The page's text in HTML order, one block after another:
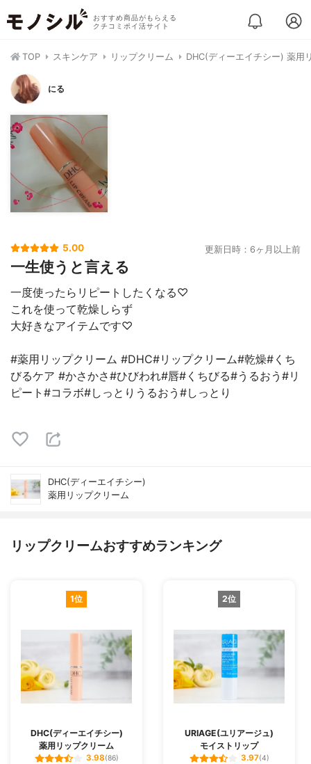
おすすめ商品がもらえる
クチコミポイ活サイト
TOP スキンケア リップクリーム DHC(ディーエイチシー) 薬用
にる
5.00 更新日時：6ヶ月以上前
一生使うと言える
一度使ったらリピートしたくなる♡
これを使って乾燥しらず
大好きなアイテムです♡
#薬用リップクリーム #DHC#リップクリーム#乾燥#くち
びるケア #かさかさ#ひびわれ#唇#くちびる#うるおう#リ
ピート#コラボ#しっとりうるおう#しっとり
DHC(ディーエイチシー)
薬用リップクリーム
リップクリームおすすめランキング
1位
DHC(ディーエイチシー)
薬用リップクリーム
3.98(86)
2位
URIAGE(ユリアージュ)
モイストリップ
3.97(4)